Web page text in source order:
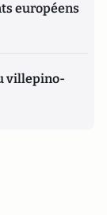
européens
villepino-